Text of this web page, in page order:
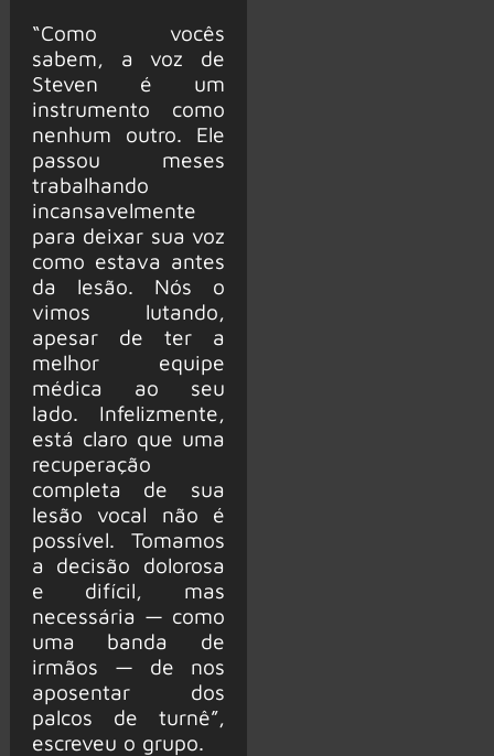
“Como vocês
sabem, a voz de
Steven é um
instrumento como
nenhum outro. Ele
passou meses
trabalhando
incansavelmente
para deixar sua voz
como estava antes
da lesão. Nós o
vimos lutando,
apesar de ter a
melhor equipe
médica ao seu
lado. Infelizmente,
está claro que uma
recuperação
completa de sua
lesão vocal não é
possível. Tomamos
a decisão dolorosa
e difícil, mas
necessária — como
uma banda de
irmãos — de nos
aposentar dos
palcos de turnê”,
escreveu o grupo.